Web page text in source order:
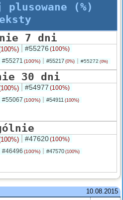
(%)
7 dni
#55276 (100%)
#55271 (100%) #55217 (0%) #55272 (0%)
30 dni
#54977 (100%)
#55067 (100%) #54911 (100%)
#47620(100%)
#46496 (100%) #47570 (100%)
10.08.2015